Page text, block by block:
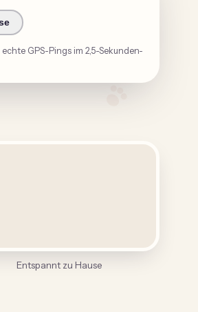
GPS-Pings im 2,5-Sekunden-
Entspannt zu Hause